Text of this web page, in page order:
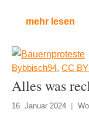
mehr lesen
Bybbisch94, CC
Alles was
16. Januar 2024